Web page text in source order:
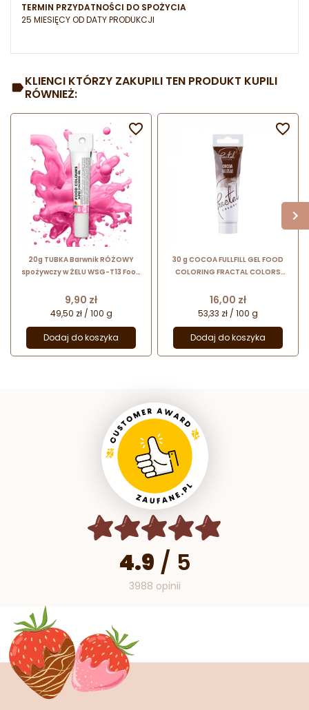
TERMIN PRZYDATNOŚCI DO SPOŻYCIA
25 MIESIĘCY OD DATY PRODUKCJI
KLIENCI KTÓRZY ZAKUPILI TEN PRODUKT KUPILI
RÓWNIEŻ:
20g TUBKA Barwnik RÓŻOWY
spożywczy w ŻELU WSG-T13 Food
Cena
9,90 zł
49,50 zł / 100 g
Dodaj do koszyka

30 g COCOA FULLFILL GEL FOOD
COLORING FRACTAL COLORS
brązowy kakaowy
Cena
16,00 zł
53,33 zł / 100 g
Dodaj do koszyka

4.9 / 5
3988 opinii